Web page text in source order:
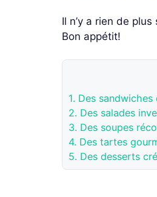
Il n’y a rien de
Bon appétit!
1. Des sandwiches
2. Des salades
3. Des soupes
4. Des tartes
5. Des desserts